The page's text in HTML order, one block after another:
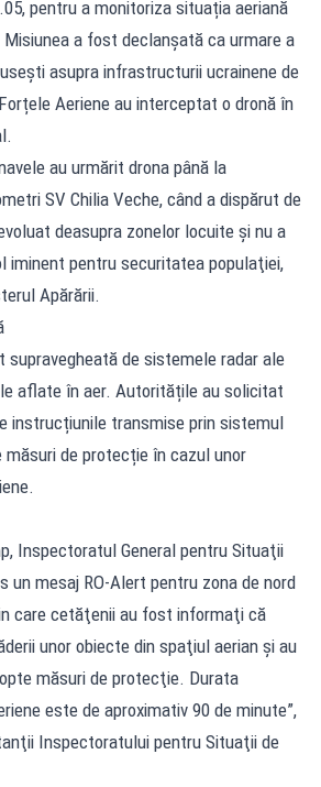
pentru a monitoriza situația aeriană
Misiunea a fost declanșată ca urmare a
asupra infrastructurii ucrainene de
Aeriene au interceptat o dronă în
au urmărit drona până la
SV Chilia Veche, când a dispărut de
deasupra zonelor locuite şi nu a
iminent pentru securitatea populaţiei,
Apărării.
supravegheată de sistemele radar ale
aflate în aer. Autoritățile au solicitat
instrucțiunile transmise prin sistemul
măsuri de protecție în cazul unor
Inspectoratul General pentru Situaţii
un mesaj RO-Alert pentru zona de nord
care cetăţenii au fost informaţi că
unor obiecte din spaţiul aerian şi au
măsuri de protecţie. Durata
este de aproximativ 90 de minute”,
Inspectoratului pentru Situaţii de